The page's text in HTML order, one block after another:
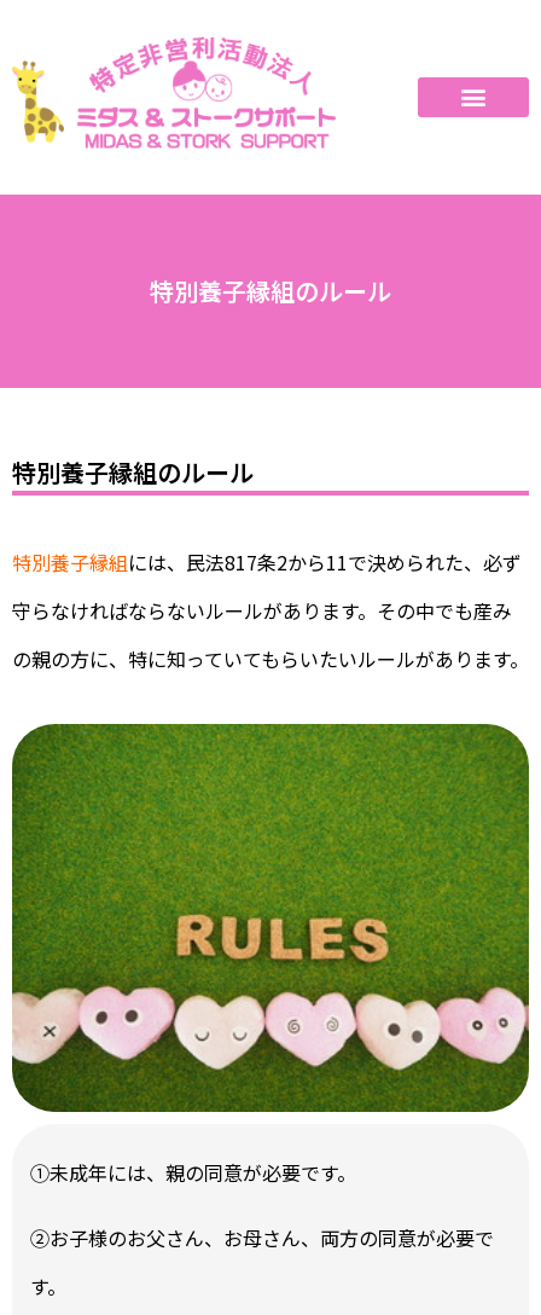
特別養子縁組のルール
特別養子縁組のルール
特別養⼦縁組には、民法817条2から11で決められた、必ず
守らなければならないルールがあります。その中でも産み
の親の方に、特に知っていてもらいたいルールがあります。
➀未成年には、親の同意が必要です。
➁お子様のお父さん、お母さん、両方の同意が必要で
す。